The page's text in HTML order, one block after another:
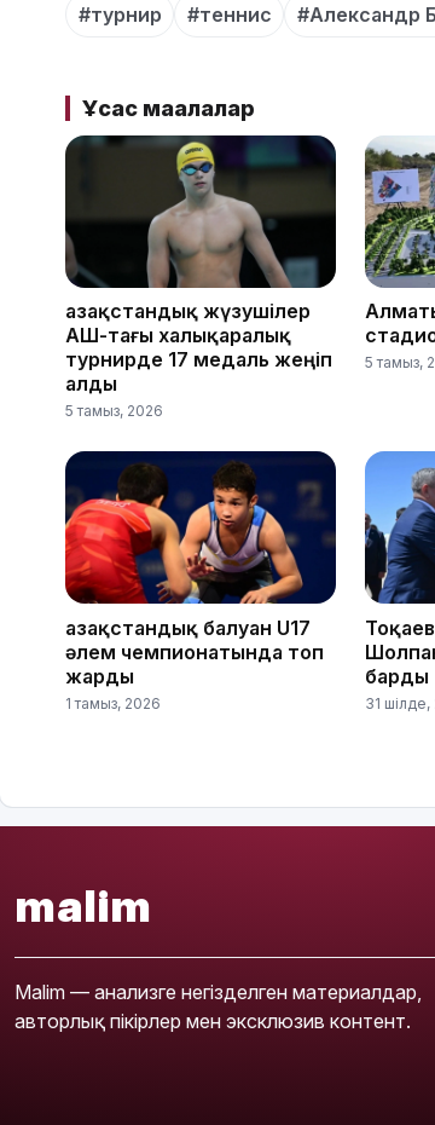
#турнир #теннис #Александр
Ұқсас мақалалар
Қазақстандық жүзушілер
АҚШ-тағы халықаралық
турнирде 17 медаль жеңіп
алды
5 тамыз, 2026
5 тамыз,
Қазақстандық балуан U17
әлем чемпионатында топ
жарды
1 тамыз, 2026
барды
31
malim
Malim — анализге негізделген материалдар,
авторлық пікірлер мен эксклюзив контент.